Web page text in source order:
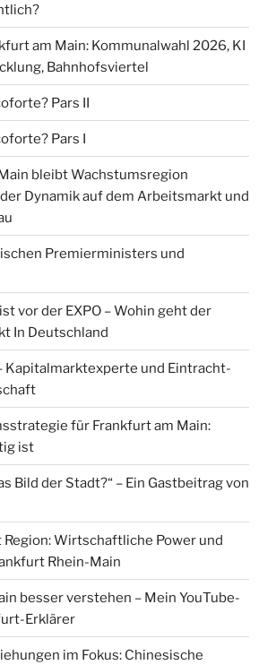
am Main: Kommunalwahl 2026, KI
Bahnhofsviertel
Pars II
Pars I
bleibt Wachstumsregion
Dynamik auf dem Arbeitsmarkt und
Premierministers und
vor der EXPO – Wohin geht der
In Deutschland
Kapitalmarktexperte und Eintracht-
für Frankfurt am Main:
ist
Bild der Stadt?“ – Ein Gastbeitrag von
Wirtschaftliche Power und
Rhein-Main
besser verstehen – Mein YouTube-
Erklärer
im Fokus: Chinesische